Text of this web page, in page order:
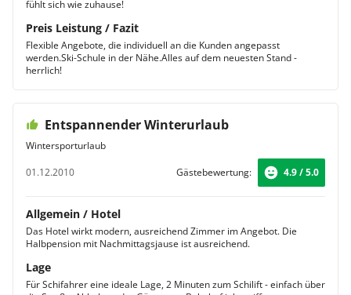
fühlt sich wie zuhause!
Preis Leistung / Fazit
Flexible Angebote, die individuell an die Kunden angepasst
werden.Ski-Schule in der Nähe.Alles auf dem neuesten Stand -
herrlich!
Entspannender Winterurlaub
Wintersporturlaub
01.12.2010
Gästebewertung: 4.9 / 5.0
Allgemein / Hotel
Das Hotel wirkt modern, ausreichend Zimmer im Angebot. Die
Halbpension mit Nachmittagsjause ist ausreichend.
Lage
Für Schifahrer eine ideale Lage, 2 Minuten zum Schilift - einfach über